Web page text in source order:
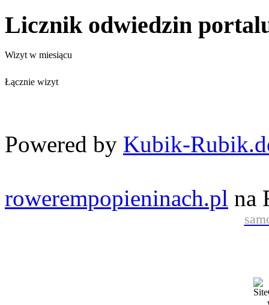
Licznik odwiedzin
Wizyt w miesiącu
Łącznie wizyt
Powered by Kubik-
rowerempopieninach.pl na